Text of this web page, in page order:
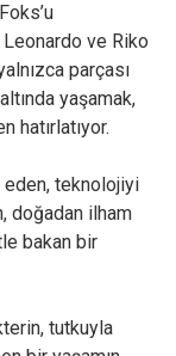
ve Riko
parçası
yaşamak,
hatırlatıyor.
eden, teknolojiyi
doğadan ilham
bakan bir
tutkuyla